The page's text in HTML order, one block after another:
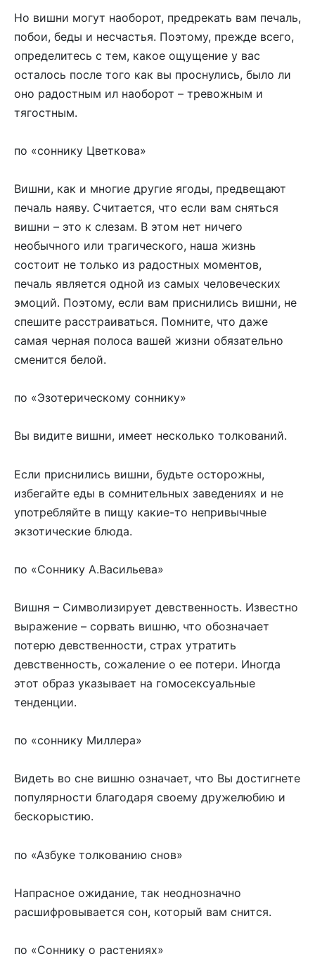
Но вишни могут наоборот, предрекать вам печаль,
побои, беды и несчастья. Поэтому, прежде всего,
определитесь с тем, какое ощущение у вас
осталось после того как вы проснулись, было ли
оно радостным ил наоборот – тревожным и
тягостным.
по «соннику Цветкова»
Вишни, как и многие другие ягоды, предвещают
печаль наяву. Считается, что если вам сняться
вишни – это к слезам. В этом нет ничего
необычного или трагического, наша жизнь
состоит не только из радостных моментов,
печаль является одной из самых человеческих
эмоций. Поэтому, если вам приснились вишни, не
спешите расстраиваться. Помните, что даже
самая черная полоса вашей жизни обязательно
сменится белой.
по «Эзотерическому соннику»
Вы видите вишни, имеет несколько толкований.
Если приснились вишни, будьте осторожны,
избегайте еды в сомнительных заведениях и не
употребляйте в пищу какие-то непривычные
экзотические блюда.
по «Соннику А.Васильева»
Вишня – Символизирует девственность. Известно
выражение – сорвать вишню, что обозначает
потерю девственности, страх утратить
девственность, сожаление о ее потери. Иногда
этот образ указывает на гомосексуальные
тенденции.
по «соннику Миллера»
Видеть во сне вишню означает, что Вы достигнете
популярности благодаря своему дружелюбию и
бескорыстию.
по «Азбуке толкованию снов»
Напрасное ожидание, так неоднозначно
расшифровывается сон, который вам снится.
по «Соннику о растениях»